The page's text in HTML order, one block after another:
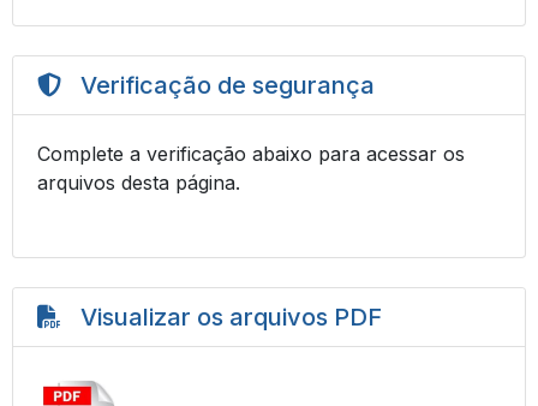
Verificação de segurança
Complete a verificação abaixo para acessar os
arquivos desta página.
Visualizar os arquivos PDF